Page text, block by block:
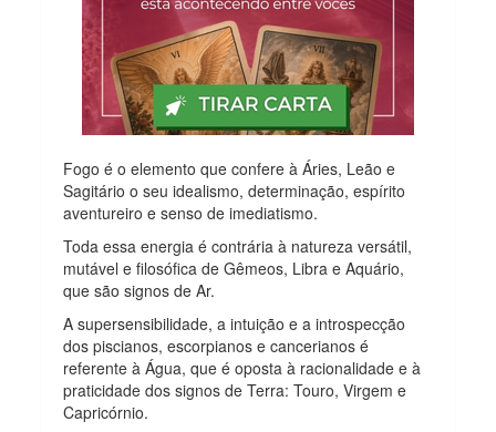
Fogo é o elemento que confere à Áries, Leão e
Sagitário o seu idealismo, determinação, espírito
aventureiro e senso de imediatismo.
Toda essa energia é contrária à natureza versátil,
mutável e filosófica de Gêmeos, Libra e Aquário,
que são signos de Ar.
A supersensibilidade, a intuição e a introspecção
dos piscianos, escorpianos e cancerianos é
referente à Água, que é oposta à racionalidade e à
praticidade dos signos de Terra: Touro, Virgem e
Capricórnio.